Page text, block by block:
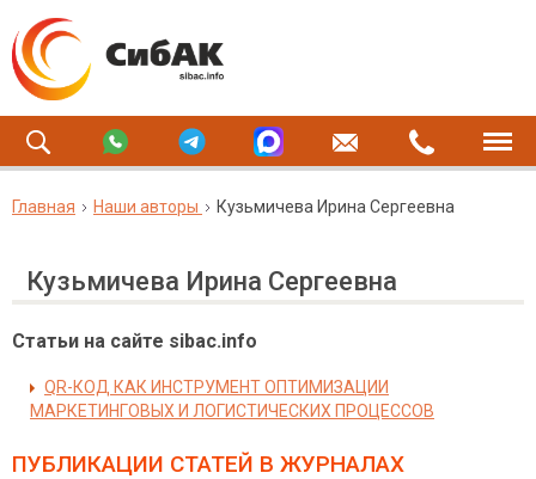
Главная Наши авторы Кузьмичева Ирина Сергеевна
Кузьмичева Ирина Сергеевна
Статьи на сайте sibac.info
QR-КОД КАК ИНСТРУМЕНТ ОПТИМИЗАЦИИ
МАРКЕТИНГОВЫХ И ЛОГИСТИЧЕСКИХ ПРОЦЕССОВ
ПУБЛИКАЦИИ СТАТЕЙ В ЖУРНАЛАХ